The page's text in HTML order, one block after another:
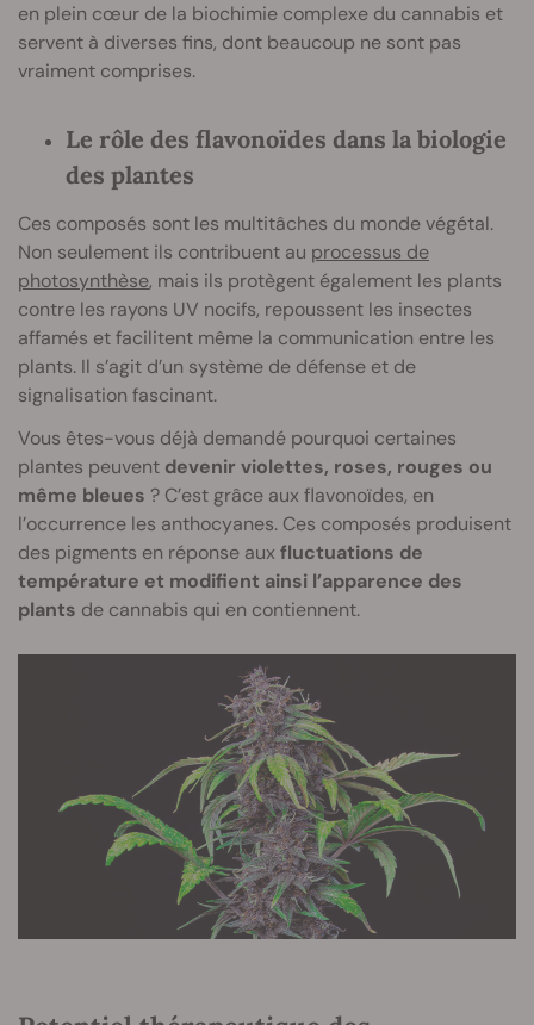
en plein cœur de la biochimie complexe du cannabis et
servent à diverses fins, dont beaucoup ne sont pas
vraiment comprises.
Le rôle des flavonoïdes dans la biologie
des plantes
Ces composés sont les multitâches du monde végétal.
Non seulement ils contribuent au processus de
photosynthèse, mais ils protègent également les plants
contre les rayons UV nocifs, repoussent les insectes
affamés et facilitent même la communication entre les
plants. Il s’agit d’un système de défense et de
signalisation fascinant.
Vous êtes-vous déjà demandé pourquoi certaines
plantes peuvent devenir violettes, roses, rouges ou
même bleues ? C’est grâce aux flavonoïdes, en
l’occurrence les anthocyanes. Ces composés produisent
des pigments en réponse aux fluctuations de
température et modifient ainsi l’apparence des
plants de cannabis qui en contiennent.